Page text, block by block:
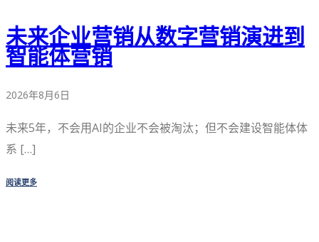
未来企业营销从数字营销演进到
智能体营销
2026年8月6日
未来5年，不会用AI的企业不会被淘汰；但不会建设智能体体
系 […]
阅读更多